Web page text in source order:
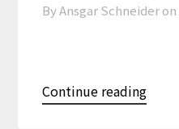
By Ansgar Schneider on
Continue reading